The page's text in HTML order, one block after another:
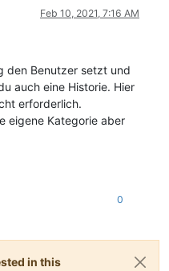
Feb 10, 2021, 7:16 AM
den Benutzer setzt und
auch eine Historie. Hier
erforderlich.
eigene Kategorie aber
0
in this